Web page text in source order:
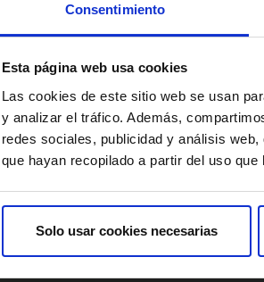
Consentimiento
Esta página web usa cookies
Las cookies de este sitio web se usan
y analizar el tráfico. Además,
redes sociales, publicidad y análisis
que hayan recopilado a partir del uso
Solo usar cookies necesarias